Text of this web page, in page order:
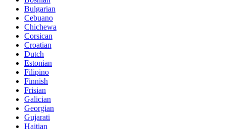
Bulgarian
Cebuano
Chichewa
Corsican
Croatian
Dutch
Estonian
Filipino
Finnish
Frisian
Galician
Georgian
Gujarati
Haitian